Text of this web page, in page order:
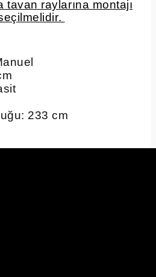
raylarına montajı
233 cm